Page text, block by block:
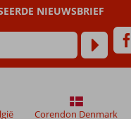
NIEUWSBRIEF
Corendon Denmark